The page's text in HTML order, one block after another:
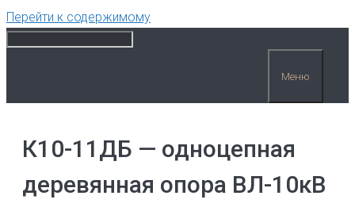
Перейти к содержимому
Меню
К10-11ДБ — одноцепная
деревянная опора ВЛ-10кВ